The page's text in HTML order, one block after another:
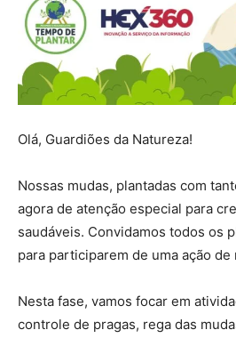
Olá, Guardiões da Natureza!
Nossas mudas, plantadas com
agora de atenção especial para
saudáveis. Convidamos todos os
para participarem de uma ação
Nesta fase, vamos focar em
controle de pragas, rega das